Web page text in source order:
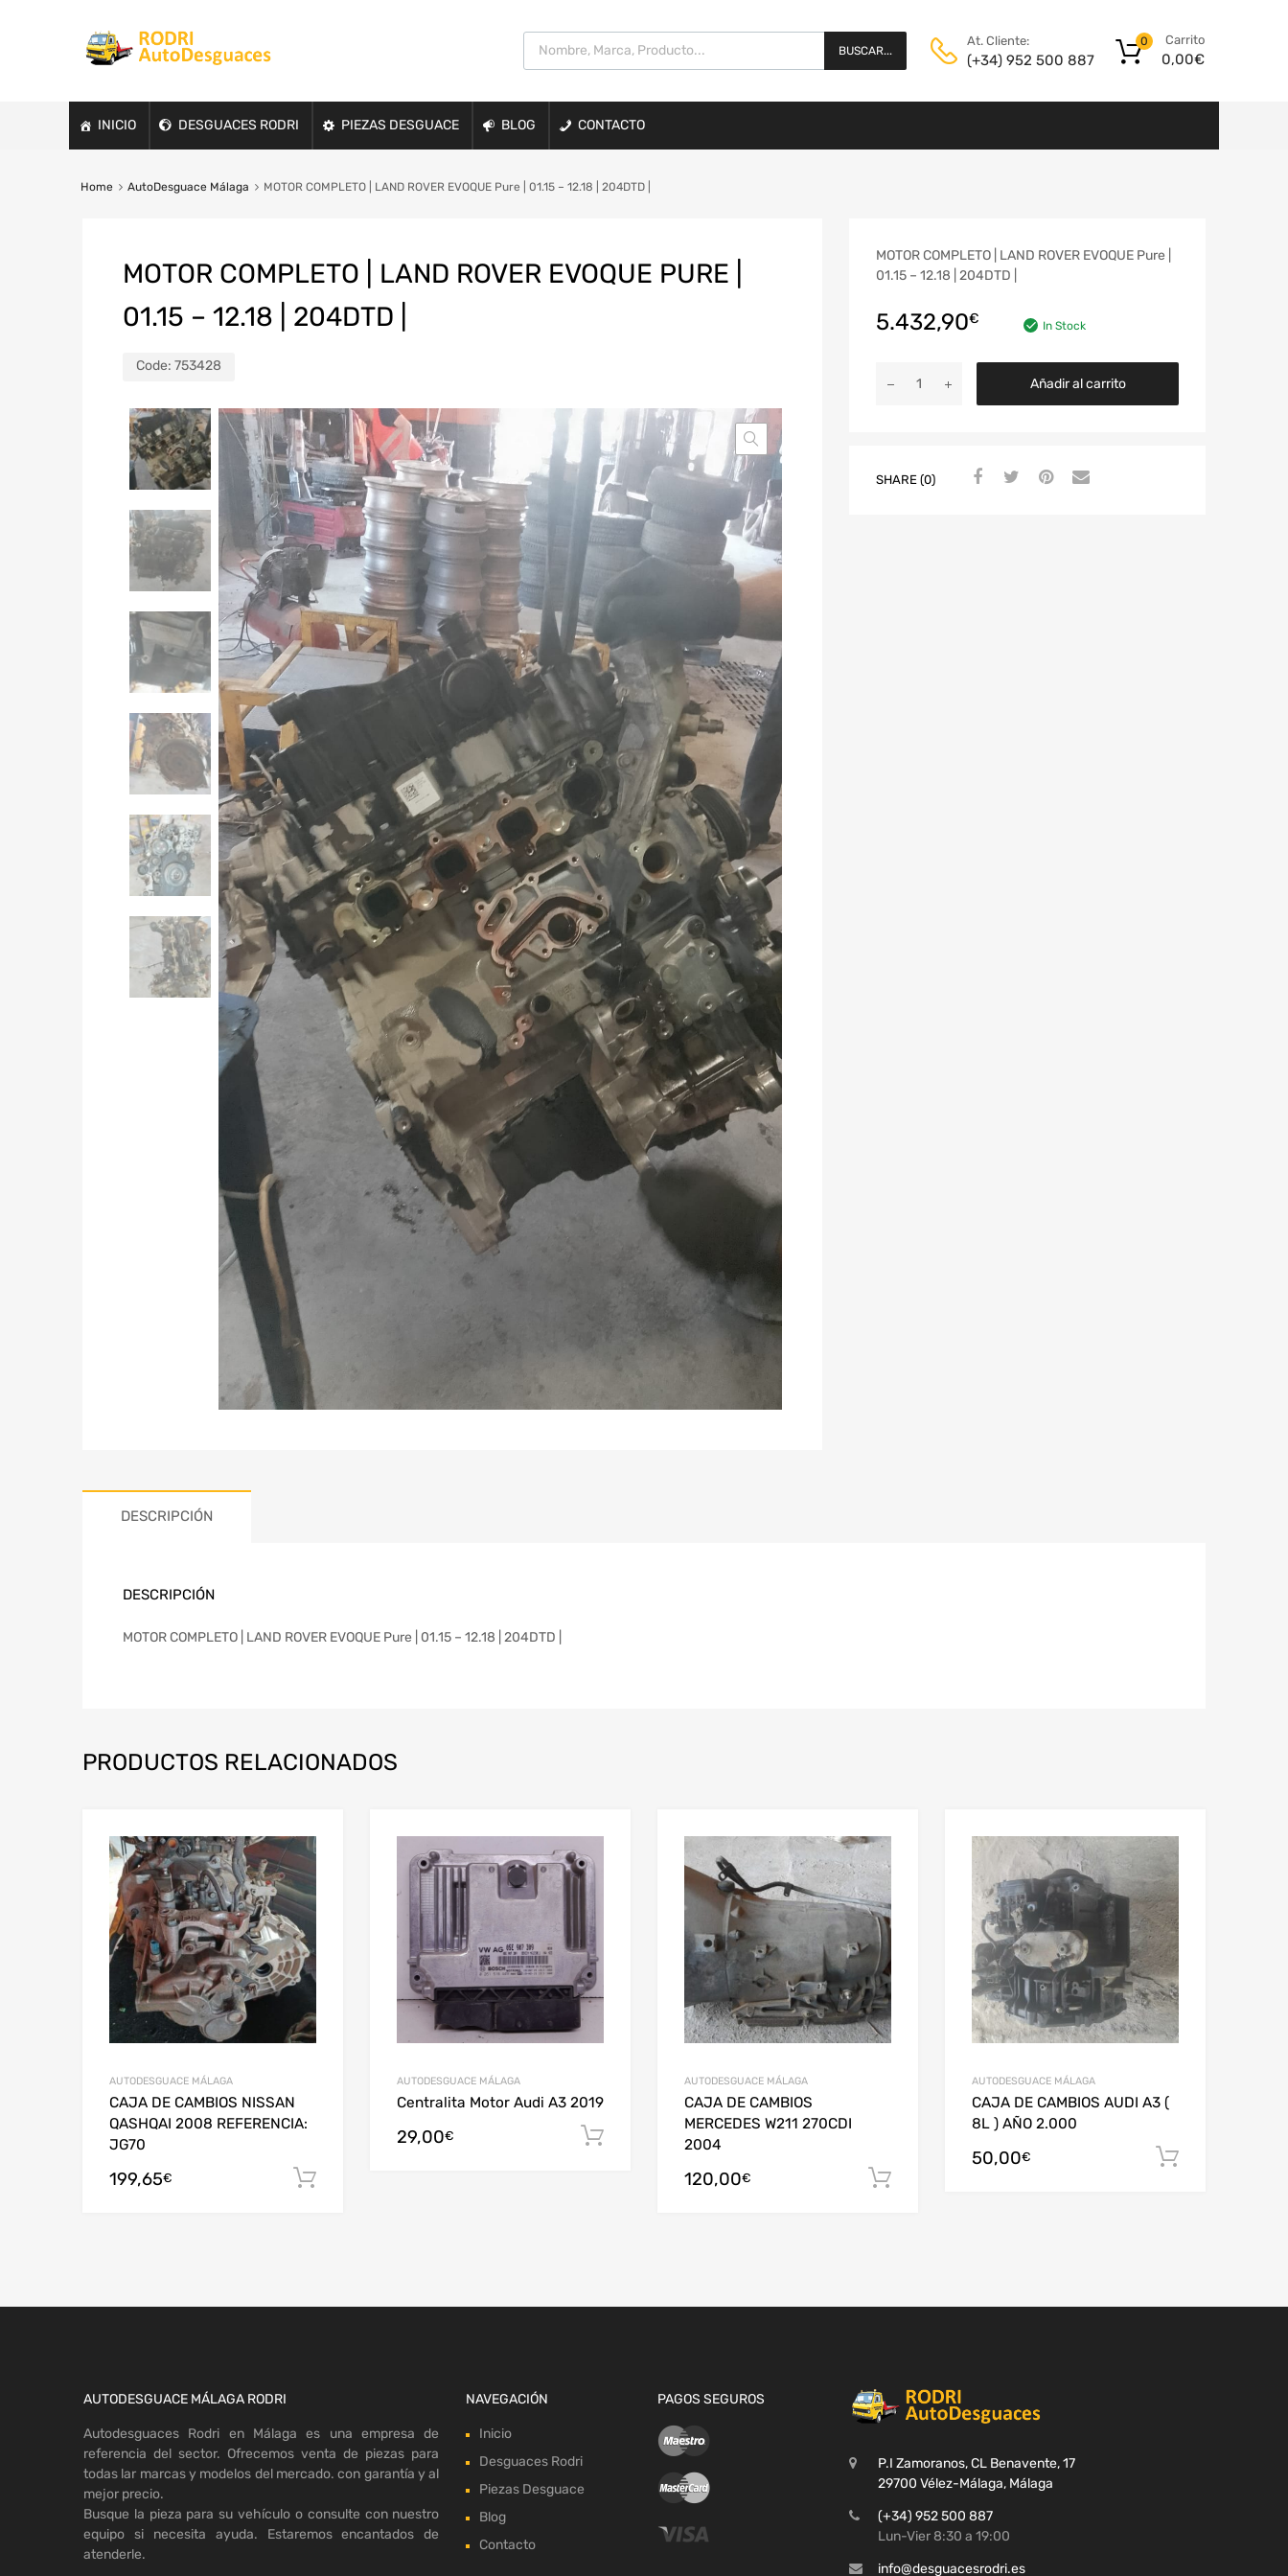
BUSCAR...
At. Cliente:
(+34) 952 500 887
Carrito
0,00€
0
INICIO DESGUACES RODRI PIEZAS DESGUACE BLOG CONTACTO
Home AutoDesguace Málaga MOTOR COMPLETO | LAND ROVER EVOQUE Pure | 01.15 – 12.18 | 204DTD |
MOTOR COMPLETO | LAND ROVER EVOQUE PURE |
01.15 – 12.18 | 204DTD |
Code: 753428
MOTOR COMPLETO | LAND ROVER EVOQUE Pure |
01.15 – 12.18 | 204DTD |
5.432,90€ In Stock
Añadir al carrito
SHARE (0)
DESCRIPCIÓN
DESCRIPCIÓN
MOTOR COMPLETO | LAND ROVER EVOQUE Pure | 01.15 – 12.18 | 204DTD |
PRODUCTOS RELACIONADOS
AUTODESGUACE MÁLAGA
CAJA DE CAMBIOS NISSAN
QASHQAI 2008 REFERENCIA:
JG70
199,65€
AUTODESGUACE MÁLAGA
Centralita Motor Audi A3 2019
29,00€ Añadir al carrito
AUTODESGUACE MÁLAGA
CAJA DE CAMBIOS
MERCEDES W211 270CDI
2004
120,00€
AUTODESGUACE MÁLAGA
CAJA DE CAMBIOS AUDI A3 (
8L ) AÑO 2.000
50,00€
AUTODESGUACE MÁLAGA RODRI
Autodesguaces Rodri en Málaga es una empresa de
referencia del sector. Ofrecemos venta de piezas para
todas lar marcas y modelos del mercado. con garantía y al
mejor precio.
Busque la pieza para su vehículo o consulte con nuestro
equipo si necesita ayuda. Estaremos encantados de
atenderle.
NAVEGACIÓN
Inicio
Desguaces Rodri
Piezas Desguace
Blog
Contacto
PAGOS SEGUROS
P.I Zamoranos, CL Benavente, 17
29700 Vélez-Málaga, Málaga
(+34) 952 500 887
Lun-Vier 8:30 a 19:00
info@desguacesrodri.es